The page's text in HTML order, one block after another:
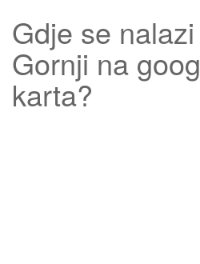
Gdje se nalazi
Gornji na
karta?